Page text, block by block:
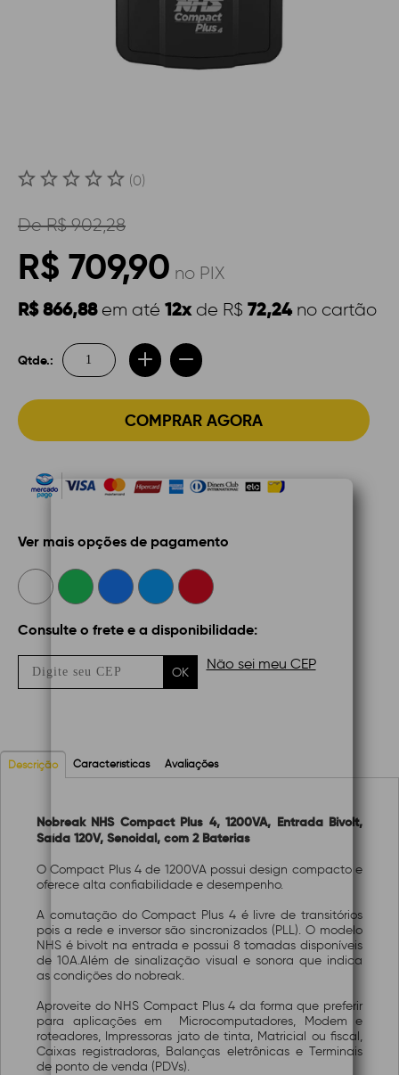
(0)
DeR$ 902,28
R$ 709,90 no PIX
R$ 866,88em até 12xde R$ 72,24 no cartão
Qtde.:
COMPRAR AGORA
Ver mais opções de pagamento
Consulte o frete e a disponibilidade:
OK Não sei meu CEP
Descrição Características Avaliações
Nobreak NHS Compact Plus 4, 1200VA, Entrada Bivolt,
Saída 120V, Senoidal, com 2 Baterias
O Compact Plus 4 de 1200VA possui design compacto e
oferece alta confiabilidade e desempenho.
A comutação do Compact Plus 4 é livre de transitórios
pois a rede e inversor são sincronizados (PLL). O modelo
NHS é bivolt na entrada e possui 8 tomadas disponíveis
de 10A.Além de sinalização visual e sonora que indica
as condições do nobreak.
Aproveite do NHS Compact Plus 4 da forma que preferir
para aplicações em Microcomputadores, Modem e
roteadores, Impressoras jato de tinta, Matricial ou fiscal,
Caixas registradoras, Balanças eletrônicas e Terminais
de ponto de venda (PDVs).